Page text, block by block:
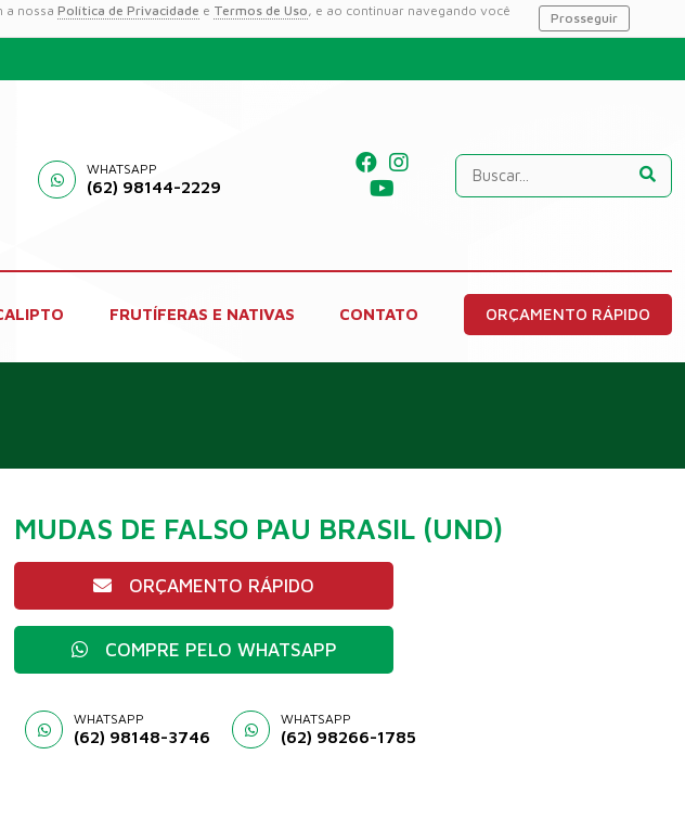
a nossa Política de Privacidade e Termos de Uso, e ao continuar navegando você
Prosseguir
WHATSAPP
(62) 98144-2229
FRUTÍFERAS E NATIVAS CONTATO ORÇAMENTO RÁPIDO
MUDAS DE FALSO PAU BRASIL (UND)
ORÇAMENTO RÁPIDO
COMPRE PELO WHATSAPP
WHATSAPP
(62) 98148-3746
WHATSAPP
(62) 98266-1785